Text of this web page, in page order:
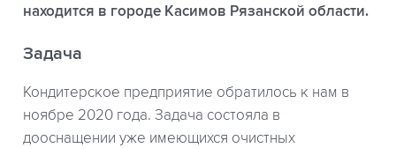
находится в городе Касимов Рязанской области.
Задача
Кондитерское предприятие обратилось к нам в
ноябре 2020 года. Задача состояла в
дооснащении уже имеющихся очистных